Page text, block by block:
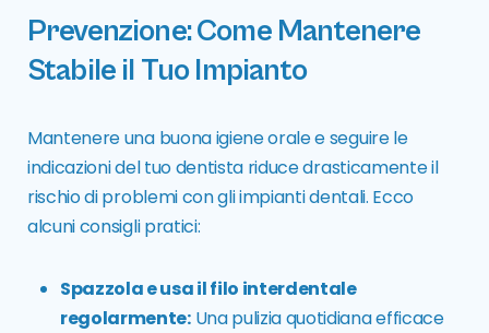
Prevenzione: Come Mantenere
Stabile il Tuo Impianto
Mantenere una buona igiene orale e seguire le
indicazioni del tuo dentista riduce drasticamente il
rischio di problemi con gli impianti dentali. Ecco
alcuni consigli pratici:
Spazzola e usa il filo interdentale
regolarmente:Una pulizia quotidiana efficace